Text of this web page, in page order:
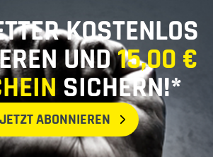
KOSTENLOS
UND15,00 €
SICHERN!*
JETZT ABONNIEREN